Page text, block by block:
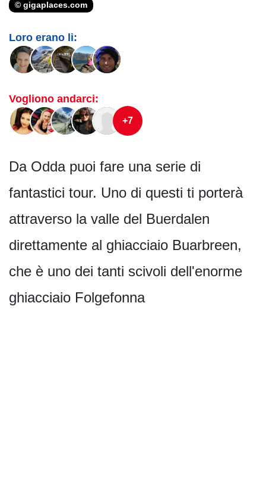
© gigaplaces.com
Loro erano li:
Vogliono andarci:
+7
Da Odda puoi fare una serie di
fantastici tour. Uno di questi ti porterà
attraverso la valle del Buerdalen
direttamente al ghiacciaio Buarbreen,
che è uno dei tanti scivoli dell'enorme
ghiacciaio Folgefonna